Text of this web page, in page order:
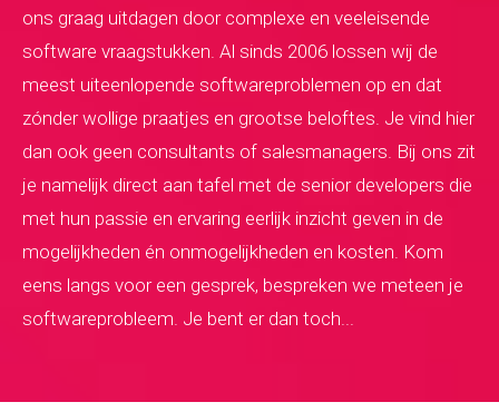
ons graag uitdagen door complexe en veeleisende
software vraagstukken. Al sinds 2006 lossen wij de
meest uiteenlopende softwareproblemen op en dat
zónder wollige praatjes en grootse beloftes. Je vind hier
dan ook geen consultants of salesmanagers. Bij ons zit
je namelijk direct aan tafel met de senior developers die
met hun passie en ervaring eerlijk inzicht geven in de
mogelijkheden én onmogelijkheden en kosten. Kom
eens langs voor een gesprek, bespreken we meteen je
softwareprobleem. Je bent er dan toch...